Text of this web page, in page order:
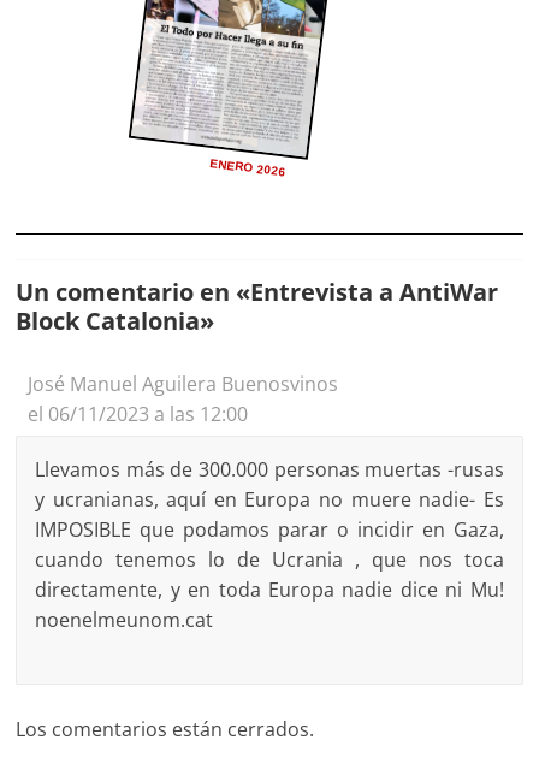
ENERO 2026
Un comentario en «Entrevista a AntiWar
Block Catalonia»
José Manuel Aguilera Buenosvinos
el 06/11/2023 a las 12:00
Llevamos más de 300.000 personas muertas -rusas
y ucranianas, aquí en Europa no muere nadie- Es
IMPOSIBLE que podamos parar o incidir en Gaza,
cuando tenemos lo de Ucrania , que nos toca
directamente, y en toda Europa nadie dice ni Mu!
noenelmeunom.cat
Los comentarios están cerrados.